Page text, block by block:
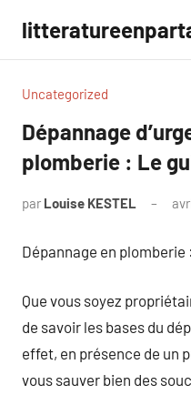
contenu
Uncategorized
Dépannage
plomberie : Le
par Louise KESTEL
Dépannage en plomberie
Que vous soyez
de savoir les bases du
effet, en présence de un
vous sauver bien des